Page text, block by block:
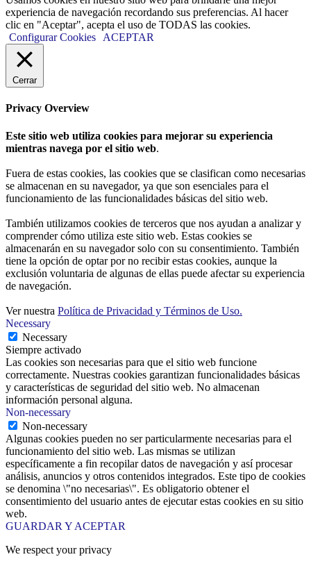
experiencia de navegación recordando sus preferencias. Al hacer
clic en "Aceptar", acepta el uso de TODAS las cookies.
Configurar Cookies
ACEPTAR
Cerrar
Privacy Overview
Este sitio web utiliza cookies para mejorar su experiencia
mientras navega por el sitio web.
Fuera de estas cookies, las cookies que se clasifican como necesarias
se almacenan en su navegador, ya que son esenciales para el
funcionamiento de las funcionalidades básicas del sitio web.
También utilizamos cookies de terceros que nos ayudan a analizar y
comprender cómo utiliza este sitio web. Estas cookies se
almacenarán en su navegador solo con su consentimiento. También
tiene la opción de optar por no recibir estas cookies, aunque la
exclusión voluntaria de algunas de ellas puede afectar su experiencia
de navegación.
Ver nuestra Política de Privacidad y Términos de Uso.
Necessary
Necessary
Siempre activado
Las cookies son necesarias para que el sitio web funcione
correctamente. Nuestras cookies garantizan funcionalidades básicas
y características de seguridad del sitio web. No almacenan
información personal alguna.
Non-necessary
Non-necessary
Algunas cookies pueden no ser particularmente necesarias para el
funcionamiento del sitio web. Las mismas se utilizan
específicamente a fin recopilar datos de navegación y así procesar
análisis, anuncios y otros contenidos integrados. Este tipo de cookies
se denomina \"no necesarias\". Es obligatorio obtener el
consentimiento del usuario antes de ejecutar estas cookies en su sitio
web.
GUARDAR Y ACEPTAR
We respect your privacy